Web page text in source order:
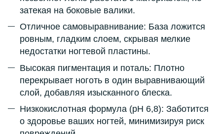
затекая на боковые валики.
Отличное самовыравнивание: База ложится
ровным, гладким слоем, скрывая мелкие
недостатки ногтевой пластины.
Высокая пигментация и поталь: Плотно
перекрывает ноготь в один выравнивающий
слой, добавляя изысканного блеска.
Низкокислотная формула (pH 6,8): Заботится
о здоровье ваших ногтей, минимизируя риск